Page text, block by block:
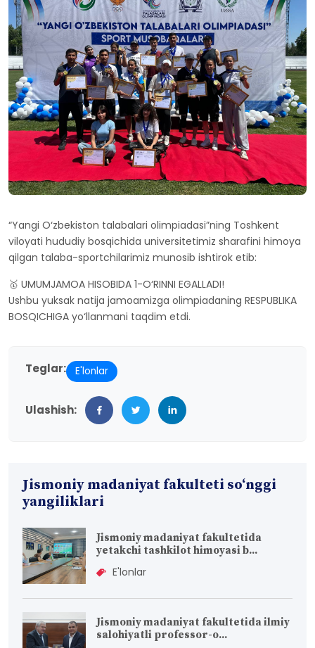
“Yangi O‘zbekiston talabalari olimpiadasi”ning Toshkent
viloyati hududiy bosqichida universitetimiz sharafini himoya
qilgan talaba-sportchilarimiz munosib ishtirok etib:
🥇 UMUMJAMOA HISOBIDA 1-O‘RINNI EGALLADI!
Ushbu yuksak natija jamoamizga olimpiadaning RESPUBLIKA
BOSQICHIGA yo‘llanmani taqdim etdi.
Teglar: E'lonlar
Ulashish:
Jismoniy madaniyat fakulteti so‘nggi
yangiliklari
Jismoniy madaniyat fakultetida
yetakchi tashkilot himoyasi b...
E'lonlar
Jismoniy madaniyat fakultetida ilmiy
salohiyatli professor-o...